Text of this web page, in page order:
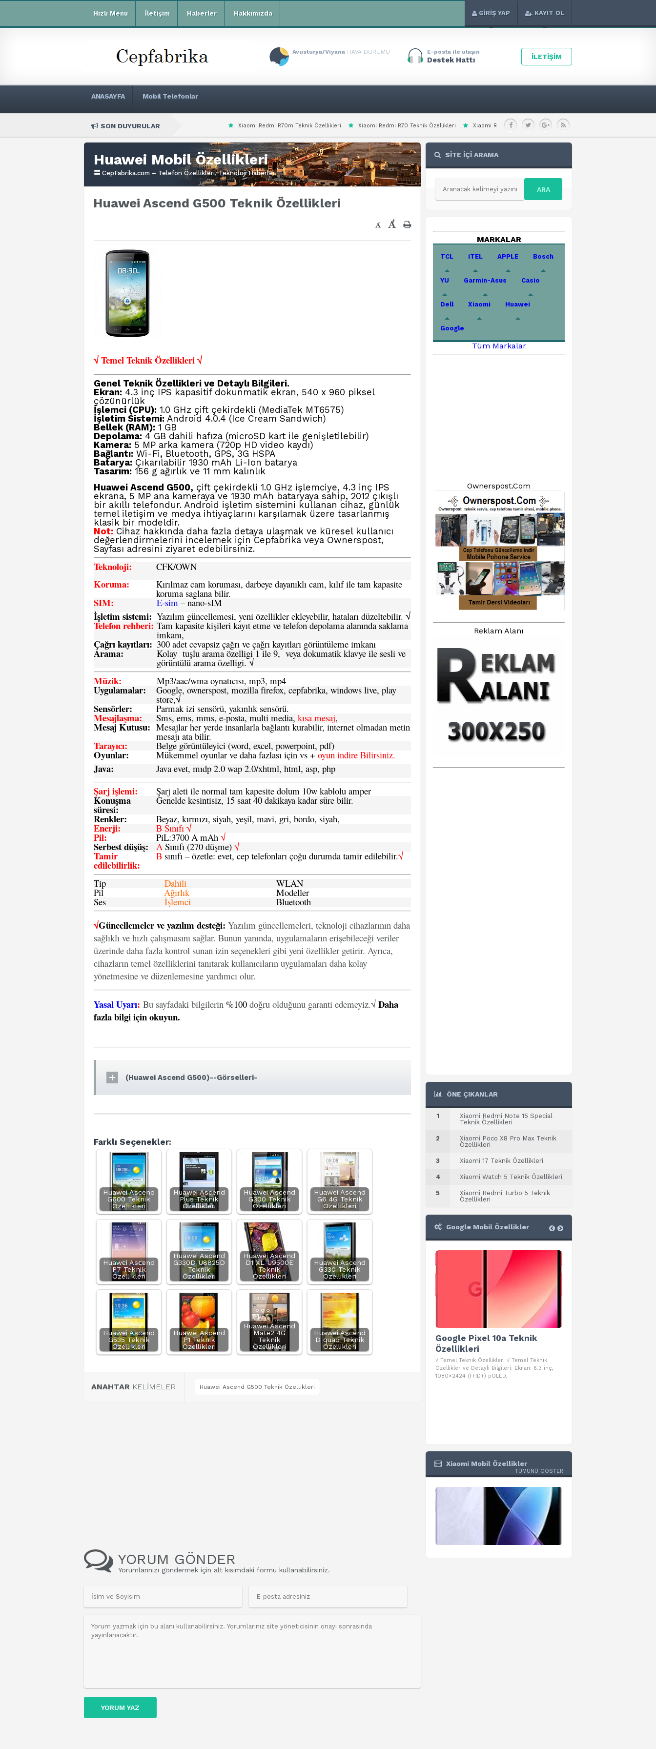
Hızlı Menu İletişim Haberler Hakkımızda GİRİŞ YAP KAYIT OL
Avusturya/Viyana HAVA DURUMU E-posta ile ulaşın
Destek Hattı İLETİŞİM
ANASAYFA Mobil Telefonlar
SON DUYURULAR Xiaomi Redmi R70m Teknik Özellikleri Xiaomi Redmi R70 Teknik Özellikleri Xiaomi Redmi Note 15 Special Teknik Özellikleri Xiaomi Redmi A7 Pro 4G Teknik
Huawei Mobil Özellikleri
CepFabrika.com – Telefon Özellikleri, Teknoloji Haberleri
Huawei Ascend G500 Teknik Özellikleri
- +
√ Temel Teknik Özellikleri √
Genel Teknik Özellikleri ve Detaylı Bilgileri.
Ekran: 4.3 inç IPS kapasitif dokunmatik ekran, 540 x 960 piksel
çözünürlük
İşlemci (CPU): 1.0 GHz çift çekirdekli (MediaTek MT6575)
İşletim Sistemi: Android 4.0.4 (Ice Cream Sandwich)
Bellek (RAM): 1 GB
Depolama: 4 GB dahili hafıza (microSD kart ile genişletilebilir)
Kamera: 5 MP arka kamera (720p HD video kaydı)
Bağlantı: Wi-Fi, Bluetooth, GPS, 3G HSPA
Batarya: Çıkarılabilir 1930 mAh Li-Ion batarya
Tasarım: 156 g ağırlık ve 11 mm kalınlık
Huawei Ascend G500, çift çekirdekli 1.0 GHz işlemciye, 4.3 inç IPS
ekrana, 5 MP ana kameraya ve 1930 mAh bataryaya sahip, 2012 çıkışlı
bir akıllı telefondur. Android işletim sistemini kullanan cihaz, günlük
temel iletişim ve medya ihtiyaçlarını karşılamak üzere tasarlanmış
klasik bir modeldir.
Not: Cihaz hakkında daha fazla detaya ulaşmak ve küresel kullanıcı
değerlendirmelerini incelemek için Cepfabrika veya Ownerspost,
Sayfası adresini ziyaret edebilirsiniz.
Teknoloji: CFK/OWN
Koruma: Kırılmaz cam koruması, darbeye dayanıklı cam, kılıf ile tam kapasite
koruma saglana bilir.
SIM: E-sim – nano-sIM
İşletim sistemi: Yazılım güncellemesi, yeni özellikler ekleyebilir, hataları düzeltebilir. √
Telefon rehberi: Tam kapasite kişileri kayıt etme ve telefon depolama alanında saklama
imkanı,
Çağrı kayıtları: 300 adet cevapsiz çağrı ve çağrı kayıtları görüntüleme imkanı
Arama: Kolay tuşlu arama özelligi 1 ile 9, veya dokumatik klavye ile sesli ve
görüntülü arama özelligi. √
Müzik: Mp3/aac/wma oynatıcısı, mp3, mp4
Uygulamalar: Google, ownerspost, mozilla firefox, cepfabrika, windows live, play
store,√
Sensörler: Parmak izi sensörü, yakınlık sensörü.
Mesajlaşma: Sms, ems, mms, e-posta, multi media, kısa mesaj,
Mesaj Kutusu: Mesajlar her yerde insanlarla bağlantı kurabilir, internet olmadan metin
mesajı ata bilir.
Tarayıcı: Belge görüntüleyici (word, excel, powerpoint, pdf)
Oyunlar: Mükemmel oyunlar ve daha fazlası için vs +oyun indire Bilirsiniz.
Java: Java evet, mıdp 2.0 wap 2.0/xhtml, html, asp, php
Şarj işlemi: Şarj aleti ile normal tam kapesite dolum 10w kablolu amper
Konuşma
süresi:
Genelde kesintisiz, 15 saat 40 dakikaya kadar süre bilir.
Renkler: Beyaz, kırmızı, siyah, yeşil, mavi, gri, bordo, siyah,
Enerji: B Sınıfı √
Pil: PiL:3700 A mAh √
Serbest düşüş: ASınıfı (270 düşme) √
Tamir
edilebilirlik:
B sınıfı – özetle: evet, cep telefonları çoğu durumda tamir edilebilir.√
Tip Dahili WLAN
Pil Ağırlık Modeller
Ses İşlemci Bluetooth
√Güncellemeler ve yazılım desteği: Yazılım güncellemeleri, teknoloji cihazlarının daha
sağlıklı ve hızlı çalışmasını sağlar. Bunun yanında, uygulamaların erişebileceği veriler
üzerinde daha fazla kontrol sunan izin seçenekleri gibi yeni özellikler getirir. Ayrıca,
cihazların temel özelliklerini tanıtarak kullanıcıların uygulamaları daha kolay
yönetmesine ve düzenlemesine yardımcı olur.
Yasal Uyarı: Bu sayfadaki bilgilerin %100 doğru olduğunu garanti edemeyiz.√ Daha
fazla bilgi için okuyun.
(Huawei Ascend G500)--Görselleri-
Farklı Seçenekler:
Huawei Ascend
G600 Teknik
Özellikleri
Huawei Ascend
Plus Teknik
Özellikleri
Huawei Ascend
G300 Teknik
Özellikleri
Huawei Ascend
G6 4G Teknik
Özellikleri
Huawei Ascend
P7 Teknik
Özellikleri
Huawei Ascend
G330D U8825D
Teknik
Özellikleri
Huawei Ascend
D1 XL U9500E
Teknik
Özellikleri
Huawei Ascend
G330 Teknik
Özellikleri
Huawei Ascend
G535 Teknik
Özellikleri
Huawei Ascend
P1 Teknik
Özellikleri
Huawei Ascend
Mate2 4G
Teknik
Özellikleri
Huawei Ascend
D quad Teknik
Özellikleri
ANAHTAR KELİMELER Huawei Ascend G500 Teknik Özellikleri
YORUM GÖNDER
Yorumlarınızı göndermek için alt kısımdaki formu kullanabilirsiniz.
YORUM YAZ
SİTE İÇİ ARAMA
ARA
MARKALAR
TCL iTEL APPLE Bosch
YU Garmin-Asus Casio
Dell Xiaomi Huawei
Google
Tüm Markalar
Ownerspost.Com
Reklam Alanı
ÖNE ÇIKANLAR
1
Xiaomi Redmi Note 15 Special
Teknik Özellikleri
2
Xiaomi Poco X8 Pro Max Teknik
Özellikleri
3 Xiaomi 17 Teknik Özellikleri
4 Xiaomi Watch 5 Teknik Özellikleri
5
Xiaomi Redmi Turbo 5 Teknik
Özellikleri
Google Mobil Özellikler
Google Pixel 10 Pro Teknik
Özellikleri
Google Pixel 10a Teknik
Özellikleri
√ Temel Teknik Özellikleri √ Temel Teknik
Özellikler ve Detaylı Bilgileri. Ekran: 6.3 inç,
1080×2424 (FHD+) pOLED,
Xiaomi Mobil Özellikler
TÜMÜNÜ GÖSTER